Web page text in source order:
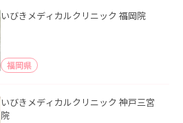
いびきメディカルクリニック 福岡院
福岡県
いびきメディカルクリニック 神戸三宮
院